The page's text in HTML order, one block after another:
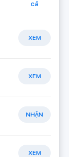
cả
XEM
XEM
NHẬN
XEM